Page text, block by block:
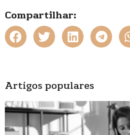
Compartilhar:
Artigos populares